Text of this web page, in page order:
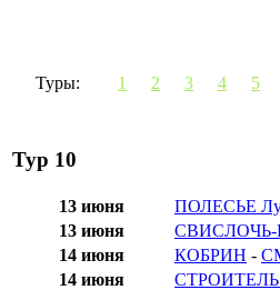
Туры: 1 2 3 4 5
Тур 10
13 июня ПОЛЕСЬЕ
13 июня
СВИСЛОЧЬ-
14 июня
КОБРИН -
14 июня
СТРОИТЕЛЬ